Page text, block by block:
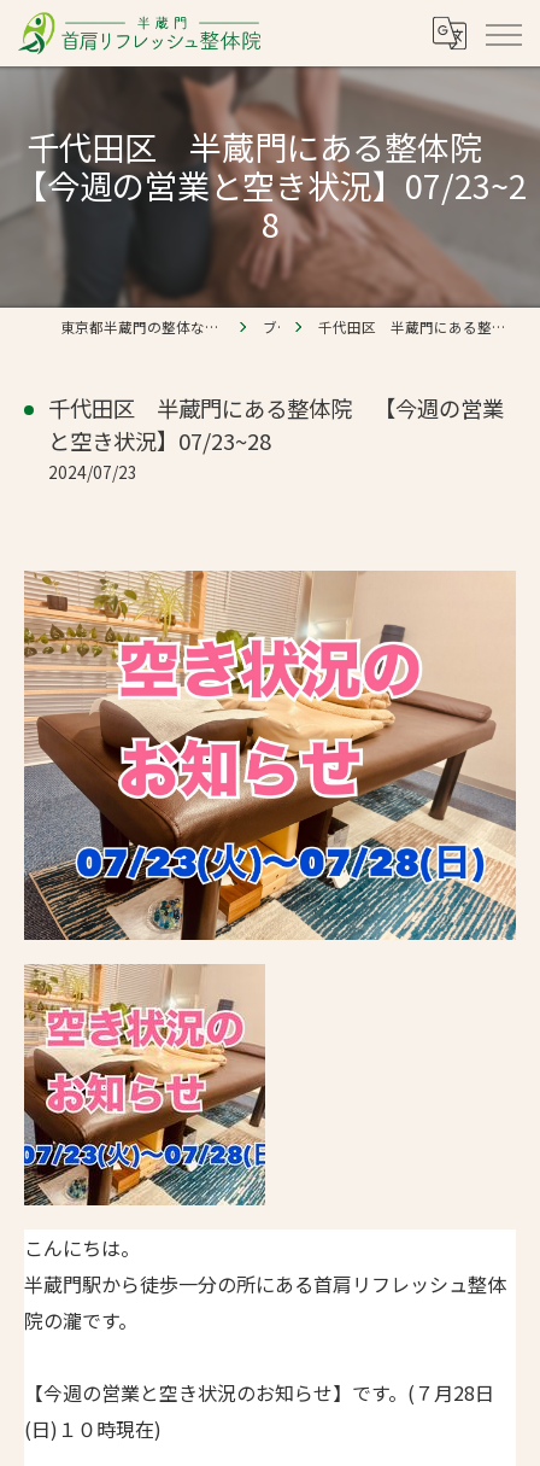
千代田区 半蔵門にある整体院
【今週の営業と空き状況】07/23~2
8
東京都半蔵門の整体なら半蔵門 首肩リフレッシュ整体院 ブログ 千代田区 半蔵門にある整体院 【今週の営業と空き状況】07/23~28
千代田区 半蔵門にある整体院 【今週の営業
と空き状況】07/23~28
2024/07/23
こんにちは。
半蔵門駅から徒歩一分の所にある首肩リフレッシュ整体
院の瀧です。
【今週の営業と空き状況のお知らせ】です。(７月28日
(日)１０時現在)